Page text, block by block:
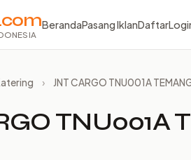
.comBerandaPasang IklanDaftar
› JNT CARGO TNU001A
TNU001A